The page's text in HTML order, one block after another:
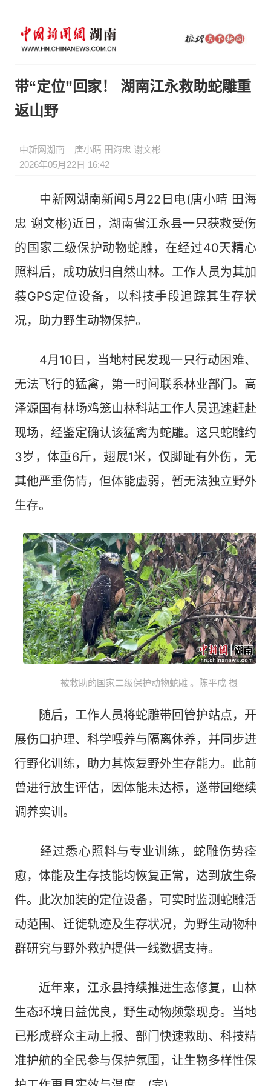
带“定位”回家！ 湖南江永救助蛇雕重
返山野
中新网湖南
唐小晴 田海忠 谢文彬
2026年05月22日 16:42
中新网湖南新闻5月22日电(唐小晴 田海
忠 谢文彬)近日，湖南省江永县一只获救受伤
的国家二级保护动物蛇雕，在经过40天精心
照料后，成功放归自然山林。工作人员为其加
装GPS定位设备，以科技手段追踪其生存状
况，助力野生动物保护。
4月10日，当地村民发现一只行动困难、
无法飞行的猛禽，第一时间联系林业部门。高
泽源国有林场鸡笼山林科站工作人员迅速赶赴
现场，经鉴定确认该猛禽为蛇雕。这只蛇雕约
3岁，体重6斤，翅展1米，仅脚趾有外伤，无
其他严重伤情，但体能虚弱，暂无法独立野外
生存。
被救助的国家二级保护动物蛇雕 。陈平成 摄
随后，工作人员将蛇雕带回管护站点，开
展伤口护理、科学喂养与隔离休养，并同步进
行野化训练，助力其恢复野外生存能力。此前
曾进行放生评估，因体能未达标，遂带回继续
调养实训。
经过悉心照料与专业训练，蛇雕伤势痊
愈，体能及生存技能均恢复正常，达到放生条
件。此次加装的定位设备，可实时监测蛇雕活
动范围、迁徙轨迹及生存状况，为野生动物种
群研究与野外救护提供一线数据支持。
近年来，江永县持续推进生态修复，山林
生态环境日益优良，野生动物频繁现身。当地
已形成群众主动上报、部门快速救助、科技精
准护航的全民参与保护氛围，让生物多样性保